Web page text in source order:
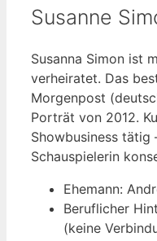
Susanne
Susanna Simon ist
verheiratet. Das
Morgenpost
Porträt von 2012.
Showbusiness tätig
Schauspielerin
Ehemann:
Beruflicher
(keine